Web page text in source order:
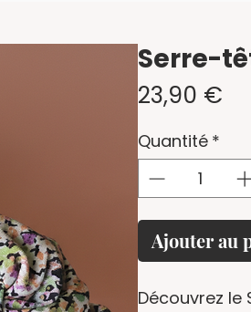
Serre-
23,90 €Prix
Quantité *
Ajouter au
Découvrez